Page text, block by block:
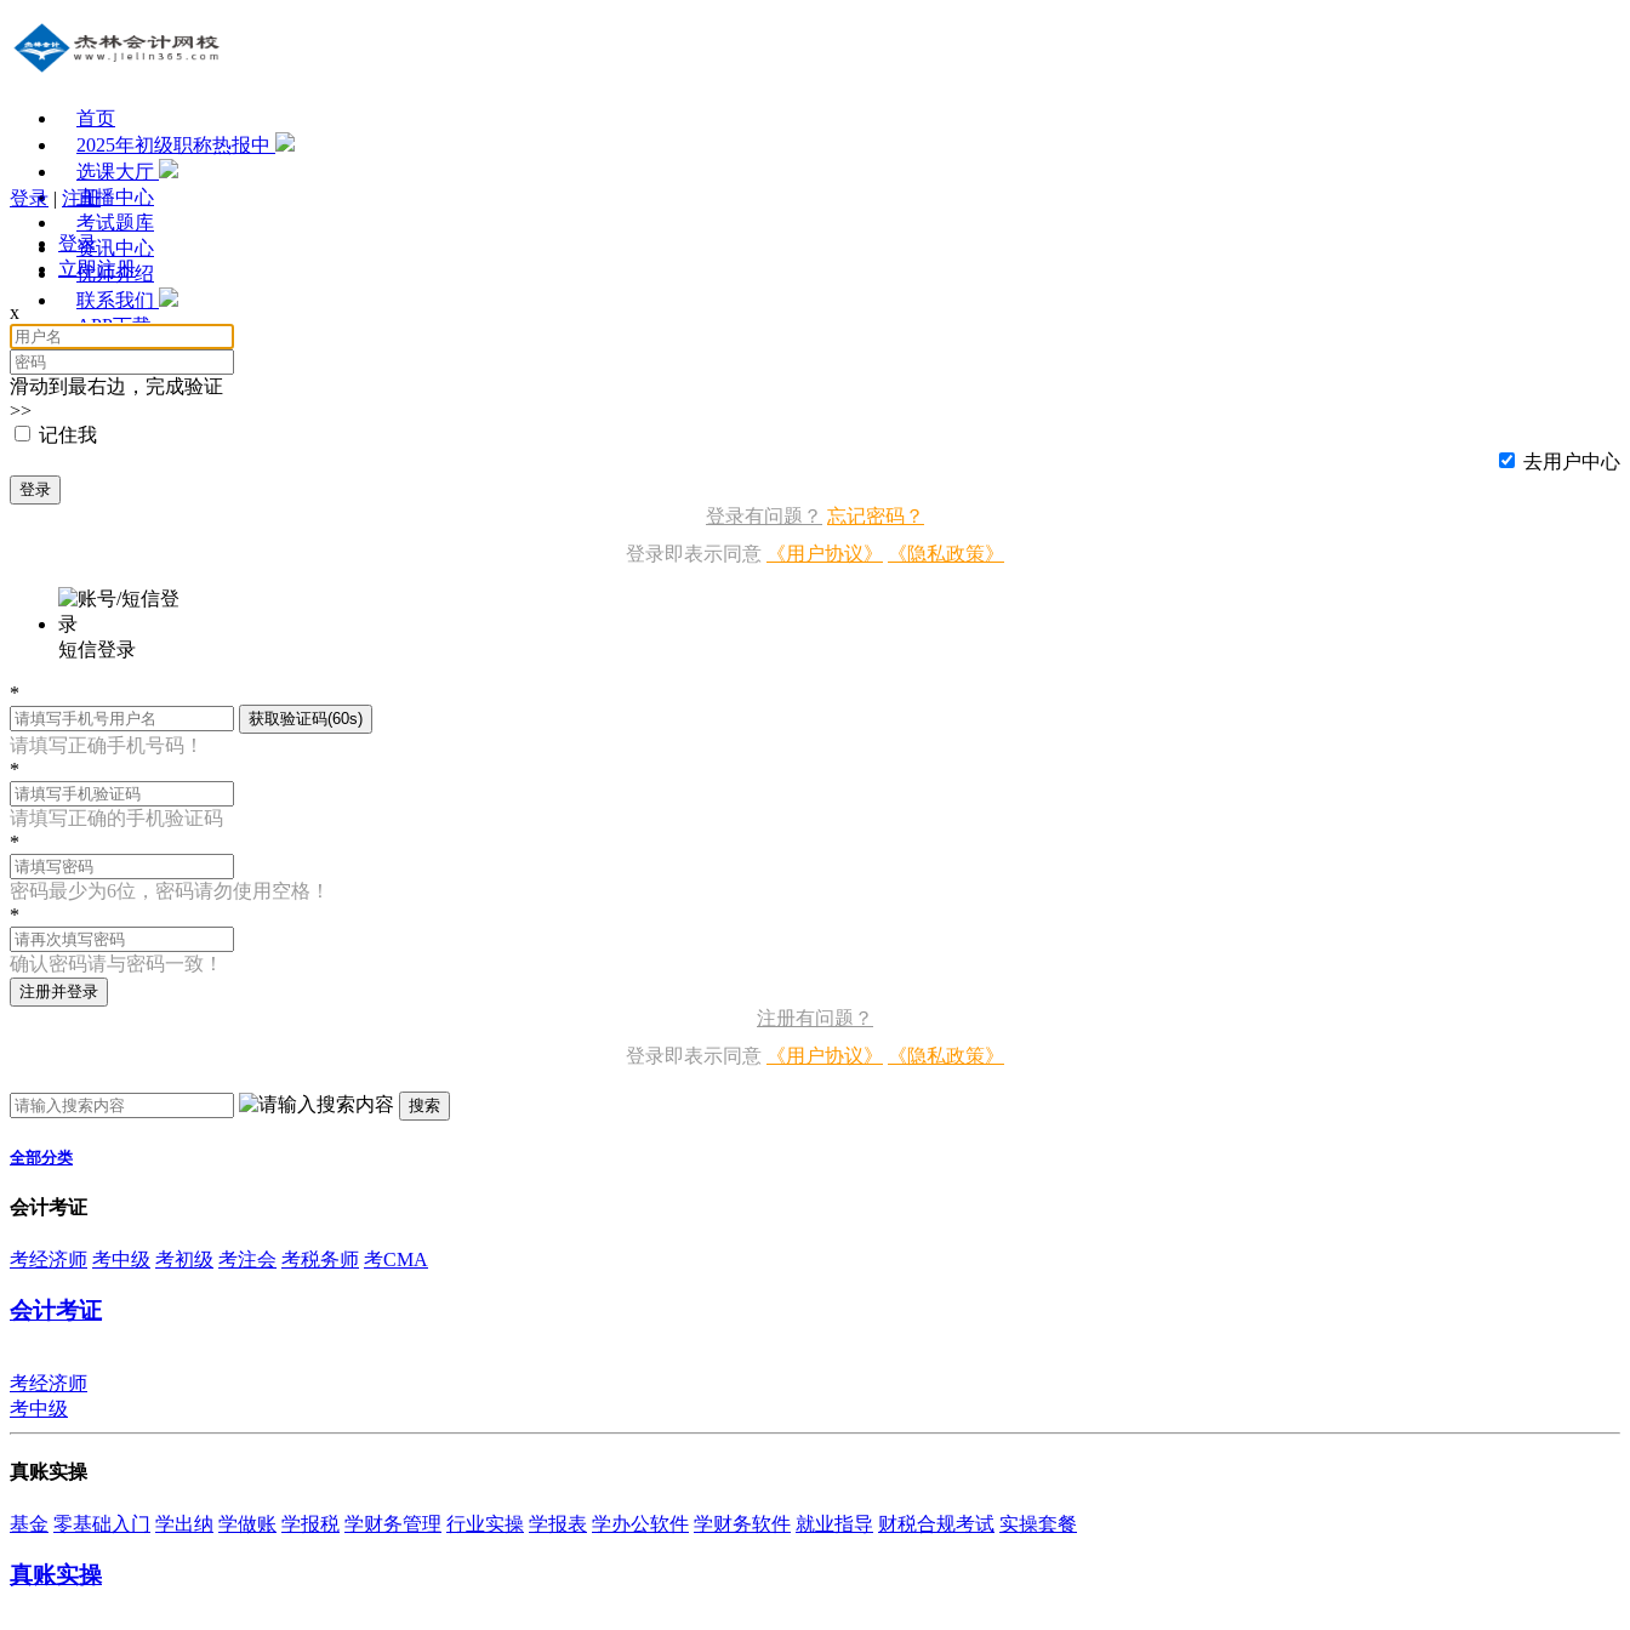
首页
2025年初级职称热报中
选课大厅
直播中心
考试题库
资讯中心
优师介绍
联系我们
APP下载
登录 | 注册
登录
立即注册
x
滑动到最右边，完成验证
>>
记住我
去用户中心
登录
登录有问题？ 忘记密码？
登录即表示同意
《用户协议》 《隐私政策》
短信登录
*
获取验证码(60s)
请填写正确手机号码！
*
请填写正确的手机验证码
*
密码最少为6位，密码请勿使用空格！
*
确认密码请与密码一致！
注册并登录
注册有问题？
登录即表示同意
《用户协议》 《隐私政策》
搜索
全部分类
会计考证
考经济师 考中级 考初级 考注会 考税务师 考CMA
会计考证
考经济师
考中级
真账实操
基金 零基础入门 学出纳 学做账 学报税 学财务管理 行业实操 学报表 学办公软件 学财务软件 就业指导 财税合规考试 实操套餐
真账实操